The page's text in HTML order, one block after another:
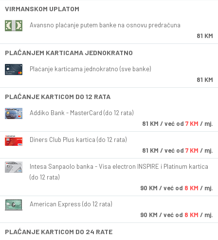
VIRMANSKOM UPLATOM
Avansno plaćanje putem banke na osnovu predračuna
81 KM
PLAĆANJEM KARTICAMA JEDNOKRATNO
Plaćanje karticama jednokratno (sve banke)
81 KM
PLAĆANJE KARTICOM DO 12 RATA
Addiko Bank - MasterCard (do 12 rata)
81 KM / već od 7 KM / mj.
Diners Club Plus kartica (do 12 rata)
81 KM / već od 7 KM / mj.
Intesa Sanpaolo banka - Visa electron INSPIRE i Platinum kartica
(do 12 rata)
90 KM / već od 8 KM / mj.
American Express (do 12 rata)
90 KM / već od 8 KM / mj.
PLAĆANJE KARTICOM DO 24 RATE